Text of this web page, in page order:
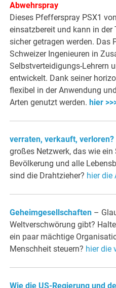
Abwehrspray
Dieses Pfefferspray PSX1
einsatzbereit und kann in der
sicher getragen werden. Das
Schweizer Ingenieuren in
Selbstverteidigungs-Lehrern
entwickelt. Dank seiner
flexibel in der Anwendung
Arten genutzt werden. hier
verraten, verkauft, verloren?
großes Netzwerk, das wie
Bevölkerung und alle
sind die Drahtzieher? hier die
Geheimgesellschaften –
Weltverschwörung gibt?
ein paar mächtige
Menschheit steuern? hier die
Wie die US-Regierung und